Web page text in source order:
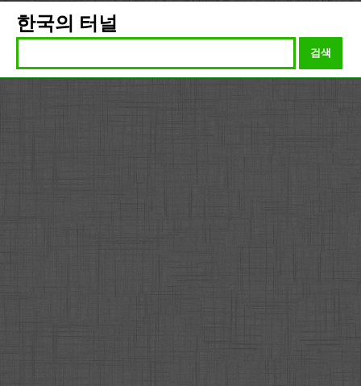
한국의 터널
검색